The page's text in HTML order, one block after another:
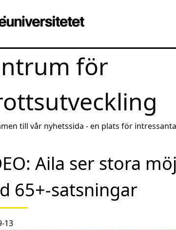
för
till vår nyhetssida - en plats för
Aila ser stora
65+-satsningar
13